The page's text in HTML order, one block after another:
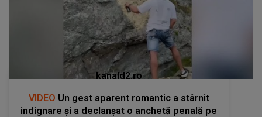
kanald2.ro
VIDEO Un gest aparent romantic a stârnit
indignare și a declanșat o anchetă penală pe